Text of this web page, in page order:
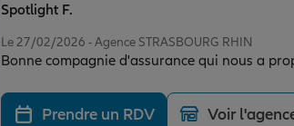
Le 27/02/2026 - Agence STRASBOURG RHIN
Bonne compagnie d'assurance qui nous a
Spotlight F.
Prendre un RDV Voir